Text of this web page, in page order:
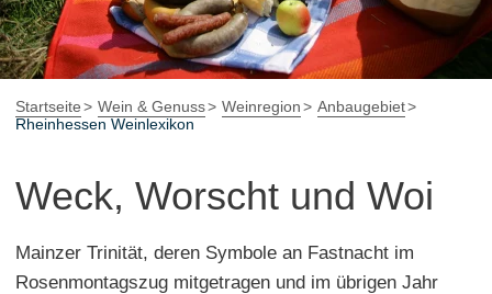
Startseite Wein & Genuss Weinregion
Anbaugebiet
Rheinhessen Weinlexikon
Weck, Worscht und Woi
Mainzer Trinität, deren Symbole an Fastnacht im
Rosenmontagszug mitgetragen und im übrigen Jahr